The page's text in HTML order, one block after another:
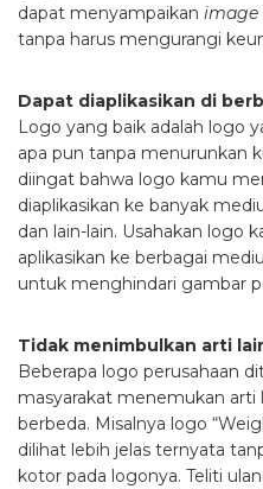
dapat menyampaikan image
tanpa harus mengurangi
Dapat diaplikasikan di
Logo yang baik adalah logo
apa pun tanpa menurunkan
diingat bahwa logo kamu
diaplikasikan ke banyak
dan lain-lain. Usahakan logo
aplikasikan ke berbagai
untuk menghindari gambar
Tidak menimbulkan arti
Beberapa logo perusahaan
masyarakat menemukan arti
berbeda. Misalnya logo
dilihat lebih jelas ternyata
kotor pada logonya. Teliti